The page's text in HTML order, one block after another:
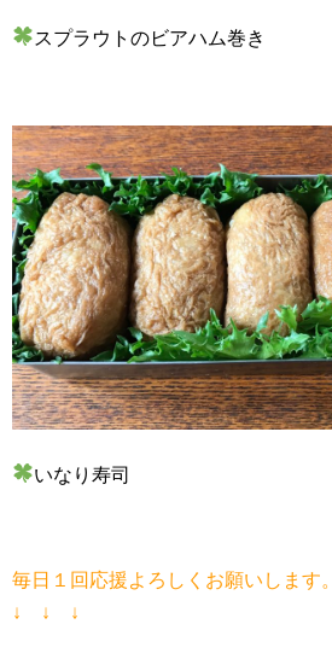
スプラウトのビアハム巻き
いなり寿司
毎日１回応援よろしくお願いします。
↓ ↓ ↓